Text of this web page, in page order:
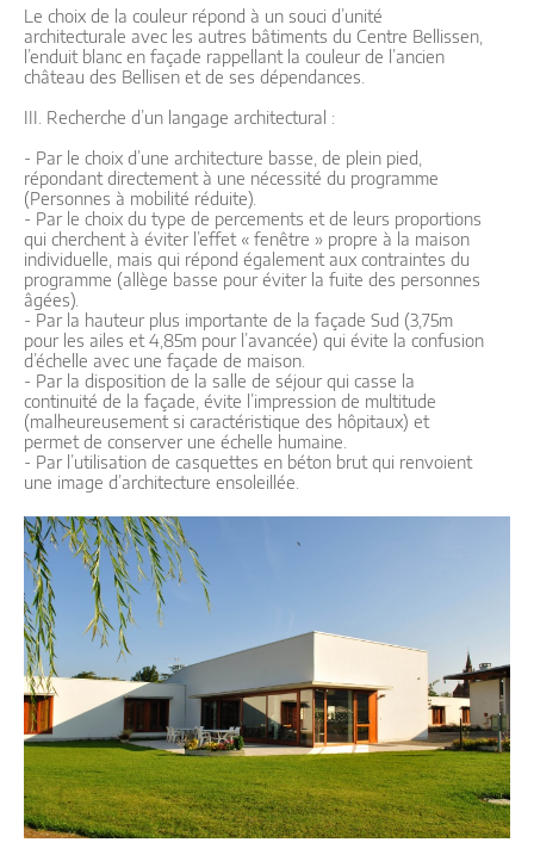
Le choix de la couleur répond à un souci d’unité
architecturale avec les autres bâtiments du Centre Bellissen,
l’enduit blanc en façade rappellant la couleur de l’ancien
château des Bellisen et de ses dépendances.
III. Recherche d’un langage architectural :
- Par le choix d’une architecture basse, de plein pied,
répondant directement à une nécessité du programme
(Personnes à mobilité réduite).
- Par le choix du type de percements et de leurs proportions
qui cherchent à éviter l’effet « fenêtre » propre à la maison
individuelle, mais qui répond également aux contraintes du
programme (allège basse pour éviter la fuite des personnes
âgées).
- Par la hauteur plus importante de la façade Sud (3,75m
pour les ailes et 4,85m pour l’avancée) qui évite la confusion
d’échelle avec une façade de maison.
- Par la disposition de la salle de séjour qui casse la
continuité de la façade, évite l’impression de multitude
(malheureusement si caractéristique des hôpitaux) et
permet de conserver une échelle humaine.
- Par l’utilisation de casquettes en béton brut qui renvoient
une image d’architecture ensoleillée.